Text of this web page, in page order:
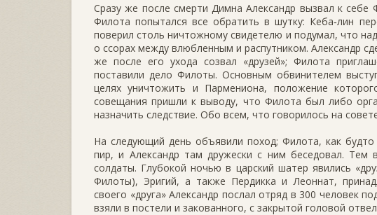
Сразу же после смерти Димна Александр вызвал к себе
Филота попытался все обратить в шутку: Кеба‑лин
поверил столь ничтожному свидетелю и подумал, что
о ссорах между влюбленным и распутником. Александр
же после его ухода созвал «друзей»; Филота
поставили дело Филоты. Основным обвинителем
целях уничтожить и Пармениона, положение
совещания пришли к выводу, что Филота был либо
назначить следствие. Обо всем, что говорилось на
На следующий день объявили поход; Филота, как
пир, и Александр там дружески с ним беседовал. Тем
солдаты. Глубокой ночью в царский шатер явились
Филоты), Эригий, а также Пердикка и Леоннат,
своего «друга» Александр послал отряд в 300 человек
взяли в постели и закованного, с закрытой головой